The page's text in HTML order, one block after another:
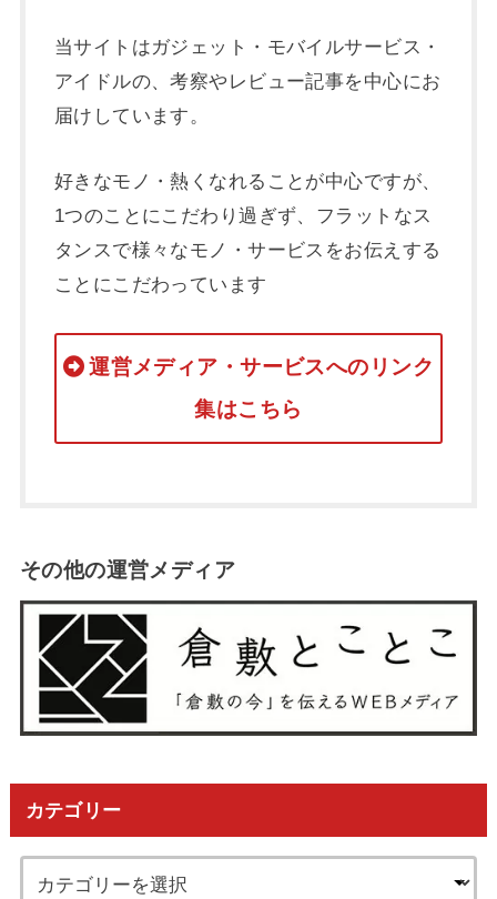
当サイトはガジェット・モバイルサービス・
アイドルの、考察やレビュー記事を中心にお
届けしています。
好きなモノ・熱くなれることが中心ですが、
1つのことにこだわり過ぎず、フラットなス
タンスで様々なモノ・サービスをお伝えする
ことにこだわっています
運営メディア・サービスへのリンク
集はこちら
その他の運営メディア
カテゴリー